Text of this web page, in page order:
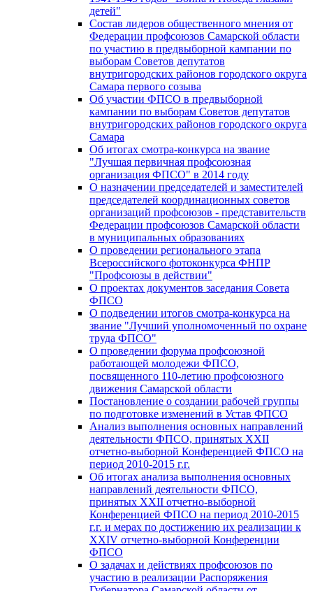
детей"
Состав лидеров общественного мнения от
Федерации профсоюзов Самарской области
по участию в предвыборной кампании по
выборам Советов депутатов
внутригородских районов городского округа
Самара первого созыва
Об участии ФПСО в предвыборной
кампании по выборам Советов депутатов
внутригородских районов городского округа
Самара
Об итогах смотра-конкурса на звание
"Лучшая первичная профсоюзная
организация ФПСО" в 2014 году
О назначении председателей и заместителей
председателей координационных советов
организаций профсоюзов - представительств
Федерации профсоюзов Самарской области
в муниципальных образованиях
О проведении регионального этапа
Всероссийского фотоконкурса ФНПР
"Профсоюзы в действии"
О проектах документов заседания Совета
ФПСО
О подведении итогов смотра-конкурса на
звание "Лучший уполномоченный по охране
труда ФПСО"
О проведении форума профсоюзной
работающей молодежи ФПСО,
посвященного 110-летию профсоюзного
движения Самарской области
Постановление о создании рабочей группы
по подготовке изменений в Устав ФПСО
Анализ выполнения основных направлений
деятельности ФПСО, принятых XXII
отчетно-выборной Конференцией ФПСО на
период 2010-2015 г.г.
Об итогах анализа выполнения основных
направлений деятельности ФПСО,
принятых XXII отчетно-выборной
Конференцией ФПСО на период 2010-2015
г.г. и мерах по достижению их реализации к
XXIV отчетно-выборной Конференции
ФПСО
О задачах и действиях профсоюзов по
участию в реализации Распоряжения